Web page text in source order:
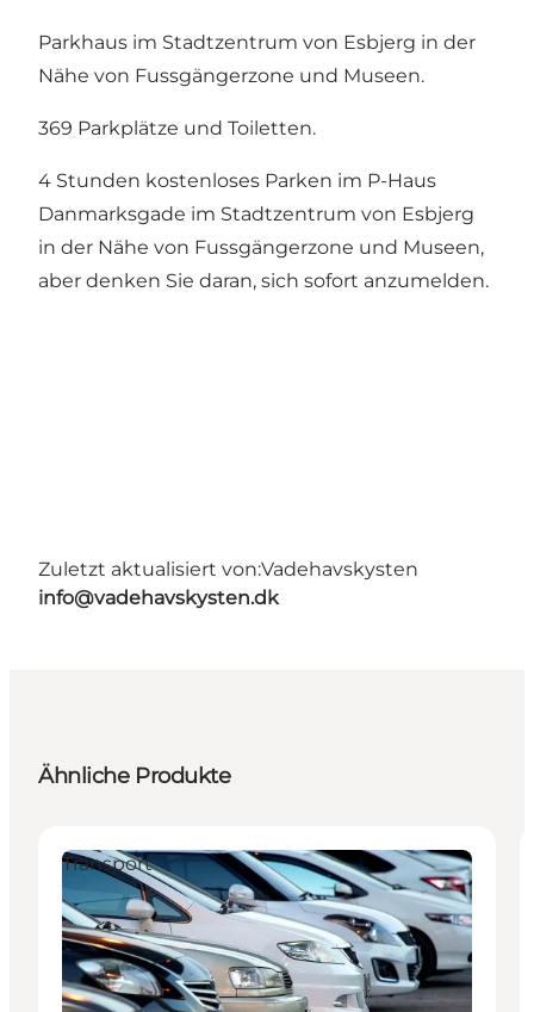
Parkhaus im Stadtzentrum von Esbjerg in der
Nähe von Fussgängerzone und Museen.
369 Parkplätze und Toiletten.
4 Stunden kostenloses Parken im P-Haus
Danmarksgade im Stadtzentrum von Esbjerg
in der Nähe von Fussgängerzone und Museen,
aber denken Sie daran, sich sofort anzumelden.
Zuletzt aktualisiert von:Vadehavskysten
info@vadehavskysten.dk
Ähnliche Produkte
Transport